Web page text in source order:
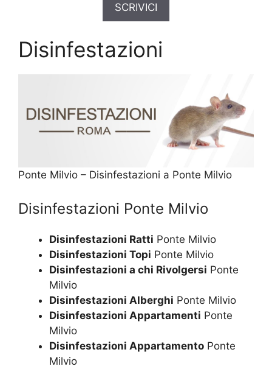
SCRIVICI
Disinfestazioni
Ponte Milvio – Disinfestazioni a Ponte Milvio
Disinfestazioni Ponte Milvio
Disinfestazioni Ratti Ponte Milvio
Disinfestazioni Topi Ponte Milvio
Disinfestazioni a chi Rivolgersi Ponte
Milvio
Disinfestazioni Alberghi Ponte Milvio
Disinfestazioni Appartamenti Ponte
Milvio
Disinfestazioni Appartamento Ponte
Milvio